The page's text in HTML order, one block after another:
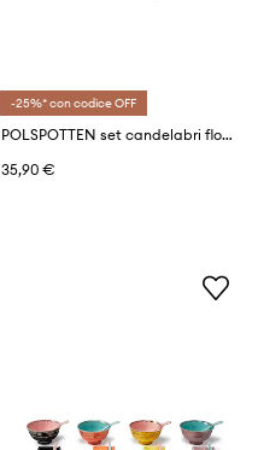
-25%* con codice OFF
POLSPOTTEN set candelabri flock of birds 12,5 x 5 x 7 cm pacco da 2
35,90 €